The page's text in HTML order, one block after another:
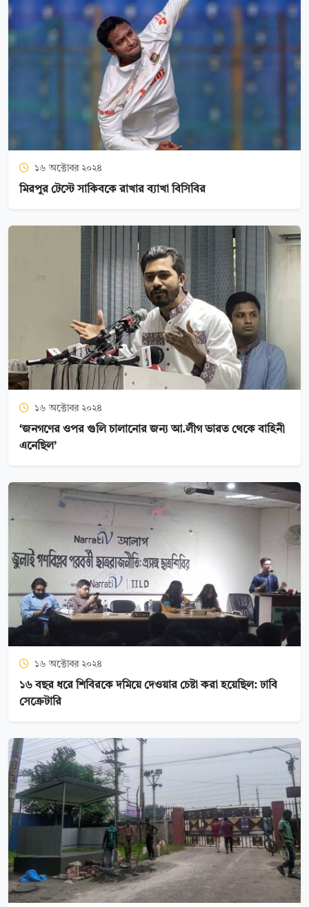
১৬ অক্টোবর ২০২৪
মিরপুর টেস্টে সাকিবকে রাখার ব্যাখা বিসিবির
১৬ অক্টোবর ২০২৪
‘জনগণের ওপর গুলি চালানোর জন্য আ.লীগ ভারত থেকে বাহিনী
এনেছিল’
১৬ অক্টোবর ২০২৪
১৬ বছর ধরে শিবিরকে দমিয়ে দেওয়ার চেষ্টা করা হয়েছিল: ঢাবি
সেক্রেটারি